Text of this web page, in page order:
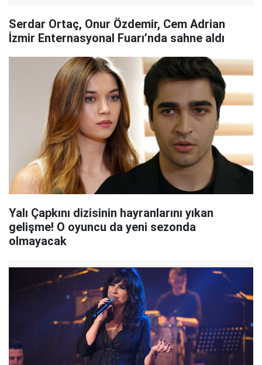
Serdar Ortaç, Onur Özdemir, Cem Adrian
İzmir Enternasyonal Fuarı’nda sahne aldı
Yalı Çapkını dizisinin hayranlarını yıkan
gelişme! O oyuncu da yeni sezonda
olmayacak